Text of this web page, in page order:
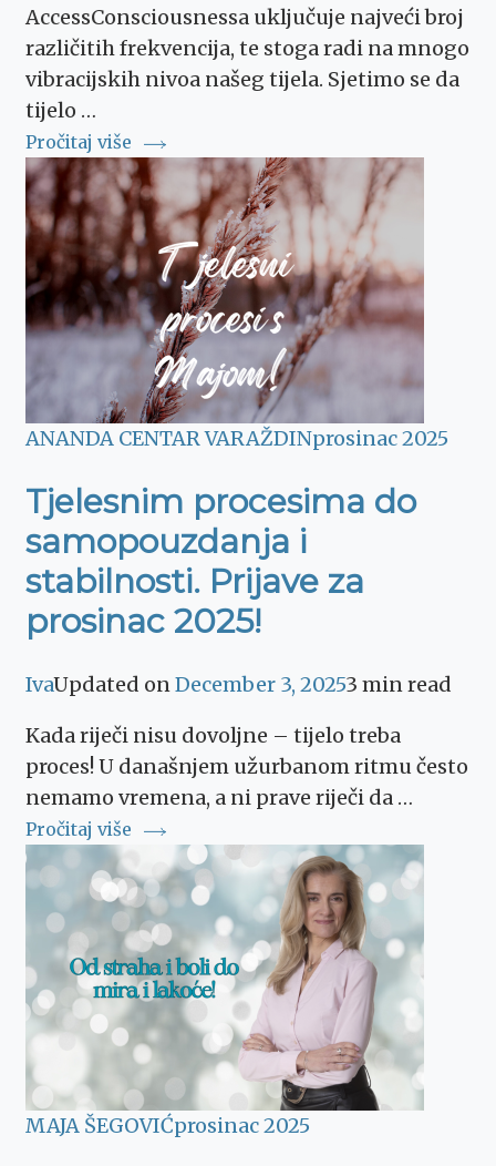
AccessConsciousnessa uključuje najveći broj
različitih frekvencija, te stoga radi na mnogo
vibracijskih nivoa našeg tijela. Sjetimo se da
tijelo …
Pročitaj više
ANANDA CENTAR VARAŽDINprosinac 2025
Tjelesnim procesima do
samopouzdanja i
stabilnosti. Prijave za
prosinac 2025!
IvaUpdated onDecember 3, 20253 min read
Kada riječi nisu dovoljne – tijelo treba
proces! U današnjem užurbanom ritmu često
nemamo vremena, a ni prave riječi da …
Pročitaj više
MAJA ŠEGOVIĆprosinac 2025